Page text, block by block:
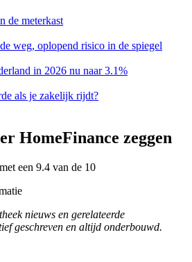
de meterkast
weg, oplopend risico in de spiegel
in 2026 nu naar 3.1%
als je zakelijk rijdt?
HomeFinance zeggen
een 9.4 van de 10
nieuws en gerelateerde
geschreven en altijd onderbouwd.